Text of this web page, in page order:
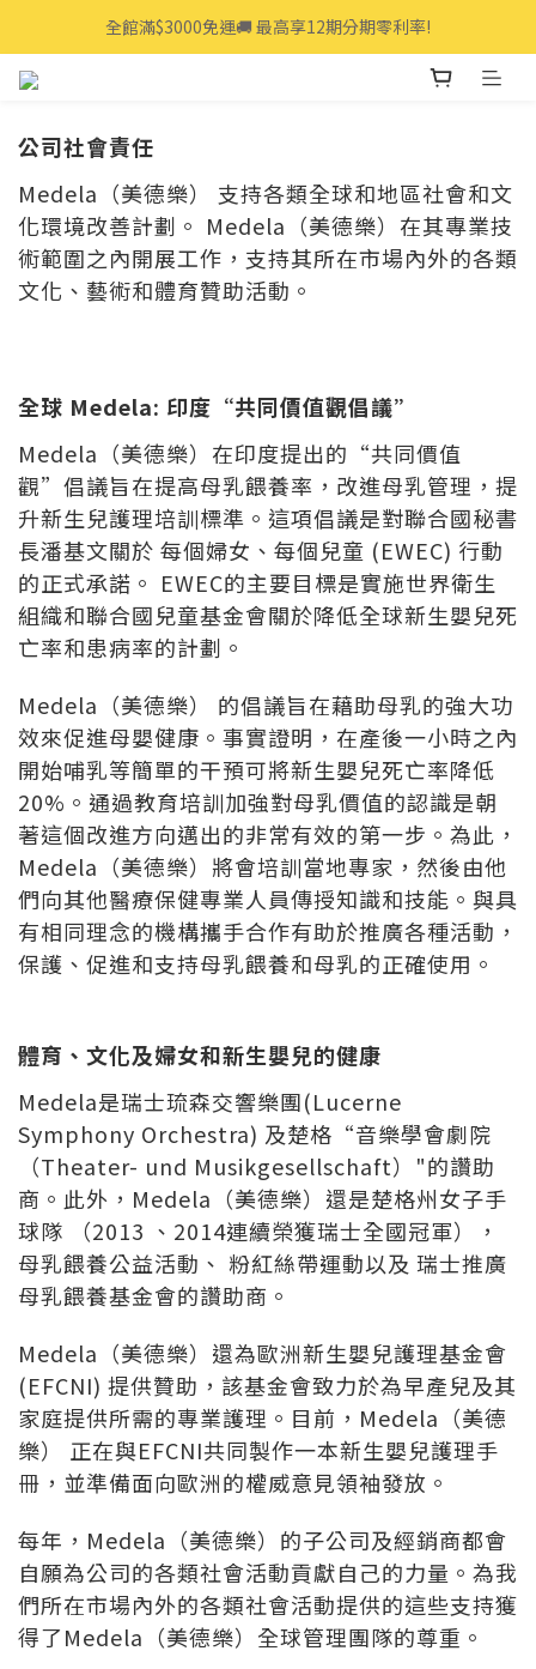
全館滿$3000免運🚚 最高享12期分期零利率!
全館滿$3000免運🚚 最高享12期分期零利率!
全館滿$3000免運🚚 最高享12期分期零利率!
公司社會責任
Medela（美德樂） 支持各類全球和地區社會和文
化環境改善計劃。 Medela（美德樂）在其專業技
術範圍之內開展工作，支持其所在市場內外的各類
文化、藝術和體育贊助活動。
全球 Medela: 印度“共同價值觀倡議”
Medela（美德樂）在印度提出的“共同價值
觀”倡議旨在提高母乳餵養率，改進母乳管理，提
升新生兒護理培訓標準。這項倡議是對聯合國秘書
長潘基文關於 每個婦女、每個兒童 (EWEC) 行動
的正式承諾。 EWEC的主要目標是實施世界衛生
組織和聯合國兒童基金會關於降低全球新生嬰兒死
亡率和患病率的計劃。
Medela（美德樂） 的倡議旨在藉助母乳的強大功
效來促進母嬰健康。事實證明，在產後一小時之內
開始哺乳等簡單的干預可將新生嬰兒死亡率降低
20%。通過教育培訓加強對母乳價值的認識是朝
著這個改進方向邁出的非常有效的第一步。為此，
Medela（美德樂）將會培訓當地專家，然後由他
們向其他醫療保健專業人員傳授知識和技能。與具
有相同理念的機構攜手合作有助於推廣各種活動，
保護、促進和支持母乳餵養和母乳的正確使用。
體育、文化及婦女和新生嬰兒的健康
Medela是瑞士琉森交響樂團(Lucerne
Symphony Orchestra) 及楚格“音樂學會劇院
（Theater- und Musikgesellschaft）"的讚助
商。此外，Medela（美德樂）還是楚格州女子手
球隊 （2013 、2014連續榮獲瑞士全國冠軍），
母乳餵養公益活動、 粉紅絲帶運動以及 瑞士推廣
母乳餵養基金會的讚助商。
Medela（美德樂）還為歐洲新生嬰兒護理基金會
(EFCNI) 提供贊助，該基金會致力於為早產兒及其
家庭提供所需的專業護理。目前，Medela（美德
樂） 正在與EFCNI共同製作一本新生嬰兒護理手
冊，並準備面向歐洲的權威意見領袖發放。
每年，Medela（美德樂）的子公司及經銷商都會
自願為公司的各類社會活動貢獻自己的力量。為我
們所在市場內外的各類社會活動提供的這些支持獲
得了Medela（美德樂）全球管理團隊的尊重。